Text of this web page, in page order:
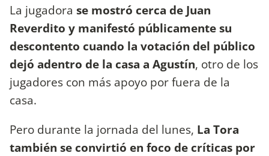
La jugadora se mostró cerca de Juan
Reverdito y manifestó públicamente su
descontento cuando la votación del público
dejó adentro de la casa a Agustín, otro de los
jugadores con más apoyo por fuera de la
casa.
Pero durante la jornada del lunes, La Tora
también se convirtió en foco de críticas por